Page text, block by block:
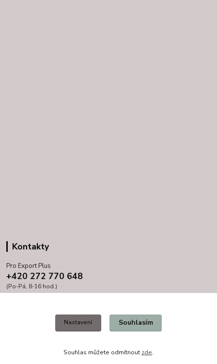
Kontakty
Pro Export Plus
+420 272 770 648
(Po-Pá, 8-16 hod.)
Nastavení Souhlasím
Souhlas můžete odmítnout zde.